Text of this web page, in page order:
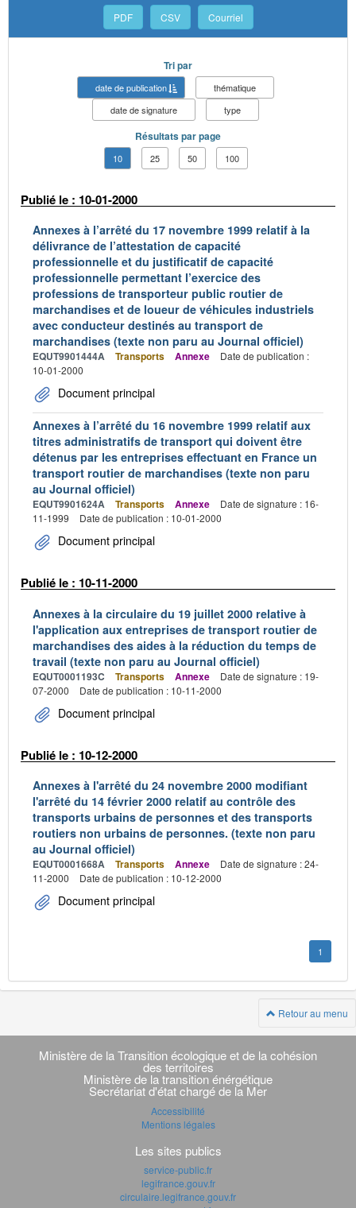
PDF CSV Courriel
Tri par
date de publication
thématique
date de signature
type
Résultats par page
10 25 50 100
Publié le : 10-01-2000
Annexes à l’arrêté du 17 novembre 1999 relatif à la
délivrance de l’attestation de capacité
professionnelle et du justificatif de capacité
professionnelle permettant l’exercice des
professions de transporteur public routier de
marchandises et de loueur de véhicules industriels
avec conducteur destinés au transport de
marchandises (texte non paru au Journal officiel)
EQUT9901444A Transports Annexe
Date de publication :
10-01-2000
Document principal
Annexes à l’arrêté du 16 novembre 1999 relatif aux
titres administratifs de transport qui doivent être
détenus par les entreprises effectuant en France un
transport routier de marchandises (texte non paru
au Journal officiel)
EQUT9901624A Transports Annexe
Date de signature : 16-
11-1999
Date de publication : 10-01-2000
Document principal
Publié le : 10-11-2000
Annexes à la circulaire du 19 juillet 2000 relative à
l'application aux entreprises de transport routier de
marchandises des aides à la réduction du temps de
travail (texte non paru au Journal officiel)
EQUT0001193C Transports Annexe
Date de signature : 19-
07-2000
Date de publication : 10-11-2000
Document principal
Publié le : 10-12-2000
Annexes à l'arrêté du 24 novembre 2000 modifiant
l'arrêté du 14 février 2000 relatif au contrôle des
transports urbains de personnes et des transports
routiers non urbains de personnes. (texte non paru
au Journal officiel)
EQUT0001668A Transports Annexe
Date de signature : 24-
11-2000
Date de publication : 10-12-2000
Document principal
1
Retour au menu
Navigation
transverse
Ministère de la Transition écologique et de la cohésion
des territoires
Ministère de la transition énérgétique
Secrétariat d'état chargé de la Mer
Accessibilité
Mentions légales
Les sites publics
service-public.fr
legifrance.gouv.fr
circulaire.legifrance.gouv.fr